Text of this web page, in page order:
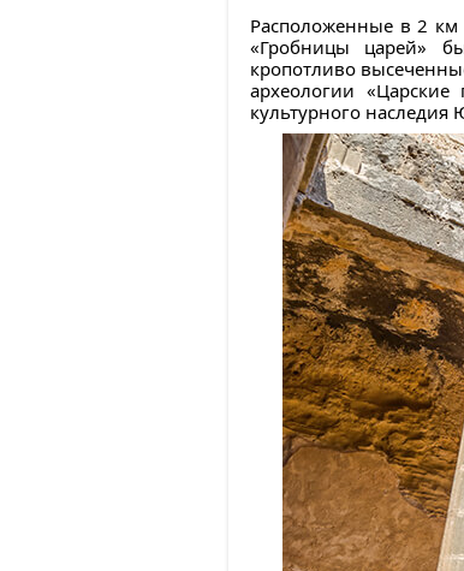
Расположенные в 2 км
«Гробницы царей»
кропотливо
археологии
культурного